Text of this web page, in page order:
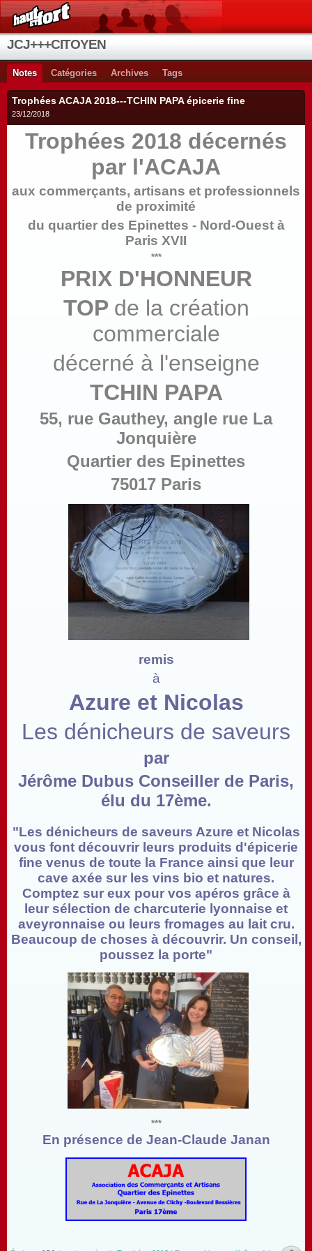
JCJ+++CITOYEN
Notes Catégories Archives Tags
Trophées ACAJA 2018---TCHIN PAPA épicerie fine
23/12/2018
Trophées 2018 décernés
par l'ACAJA
aux commerçants, artisans et professionnels
de proximité
du quartier des Epinettes - Nord-Ouest à
Paris XVII
***
PRIX D'HONNEUR
TOP de la création
commerciale
décerné à l'enseigne
TCHIN PAPA
55, rue Gauthey, angle rue La
Jonquière
Quartier des Epinettes
75017 Paris
remis
à
Azure et Nicolas
Les dénicheurs de saveurs
par
Jérôme Dubus Conseiller de Paris,
élu du 17ème.
"Les dénicheurs de saveurs Azure et Nicolas
vous font découvrir leurs produits d'épicerie
fine venus de toute la France ainsi que leur
cave axée sur les vins bio et natures.
Comptez sur eux pour vos apéros grâce à
leur sélection de charcuterie lyonnaise et
aveyronnaise ou leurs fromages au lait cru.
Beaucoup de choses à découvrir. Un conseil,
poussez la porte"
***
En présence de Jean-Claude Janan